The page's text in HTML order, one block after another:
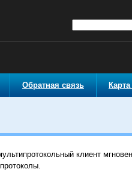
Обратная связь
клиент